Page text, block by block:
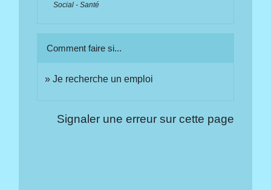
Social - Santé
Comment faire si...
Je recherche un emploi
Signaler une erreur sur cette page